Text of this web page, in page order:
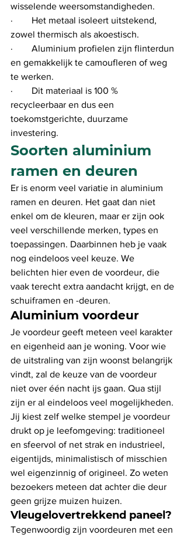
wisselende weersomstandigheden.
·        Het metaal isoleert uitstekend,
zowel thermisch als akoestisch.
·        Aluminium profielen zijn flinterdun
en gemakkelijk te camoufleren of weg
te werken.
·        Dit materiaal is 100 %
recycleerbaar en dus een
toekomstgerichte, duurzame
investering.
Soorten aluminium
ramen en deuren
Er is enorm veel variatie in aluminium
ramen en deuren. Het gaat dan niet
enkel om de kleuren, maar er zijn ook
veel verschillende merken, types en
toepassingen. Daarbinnen heb je vaak
nog eindeloos veel keuze. We
belichten hier even de voordeur, die
vaak terecht extra aandacht krijgt, en de
schuiframen en -deuren.
Aluminium voordeur
Je voordeur geeft meteen veel karakter
en eigenheid aan je woning. Voor wie
de uitstraling van zijn woonst belangrijk
vindt, zal de keuze van de voordeur
niet over één nacht ijs gaan. Qua stijl
zijn er al eindeloos veel mogelijkheden.
Jij kiest zelf welke stempel je voordeur
drukt op je leefomgeving: traditioneel
en sfeervol of net strak en industrieel,
eigentijds, minimalistisch of misschien
wel eigenzinnig of origineel. Zo weten
bezoekers meteen dat achter die deur
geen grijze muizen huizen.
Vleugelovertrekkend paneel?
Tegenwoordig zijn voordeuren met een